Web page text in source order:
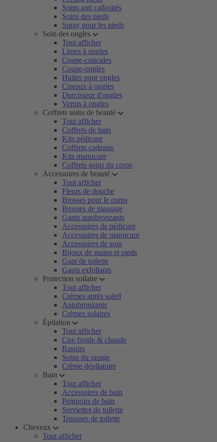
Soins anti callosités
Soins des pieds
Spray pour les pieds
Soin des ongles
Tout afficher
Limes à ongles
Coupe-cuticules
Coupe-ongles
Huiles pour ongles
Ciseaux à ongles
Durcisseur d'ongles
Vernis à ongles
Coffrets soins de beauté
Tout afficher
Coffrets de bain
Kits pédicure
Coffrets cadeaux
Kits manucure
Coffrets soins du corps
Accessoires de beauté
Tout afficher
Fleurs de douche
Brosses pour le corps
Brosses de massage
Gants autobronzants
Accessoires de pédicure
Accessoires de manucure
Accessoires de soin
Bijoux de mains et pieds
Gant de toilette
Gants exfoliants
Protection soilaire
Tout afficher
Crèmes après soleil
Autobronzants
Crèmes solaires
Épilation
Tout afficher
Cire froide & chaude
Rasoirs
Soins du rasage
Crème dépilatoire
Bain
Tout afficher
Accessoires de bain
Peignoirs de bain
Serviettes de toilette
Trousses de toilette
Cheveux
Tout afficher